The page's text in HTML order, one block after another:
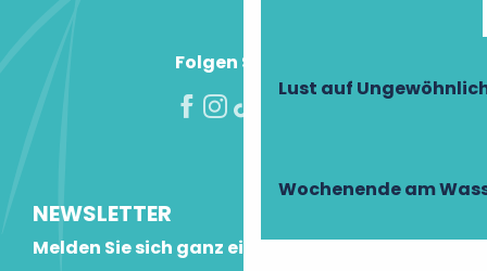
Lust auf
Wochenende am
Folgen Sie uns!
NEWSLETTER
Melden Sie sich ganz einfach an!